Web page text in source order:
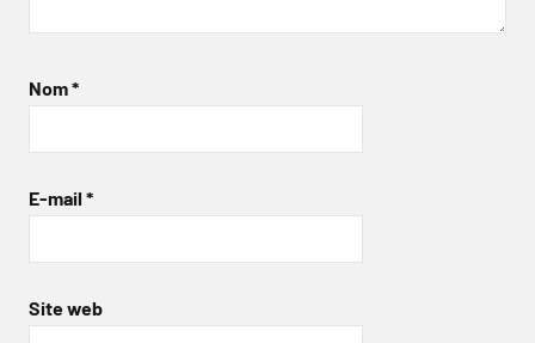
Nom*
E-mail *
Site web